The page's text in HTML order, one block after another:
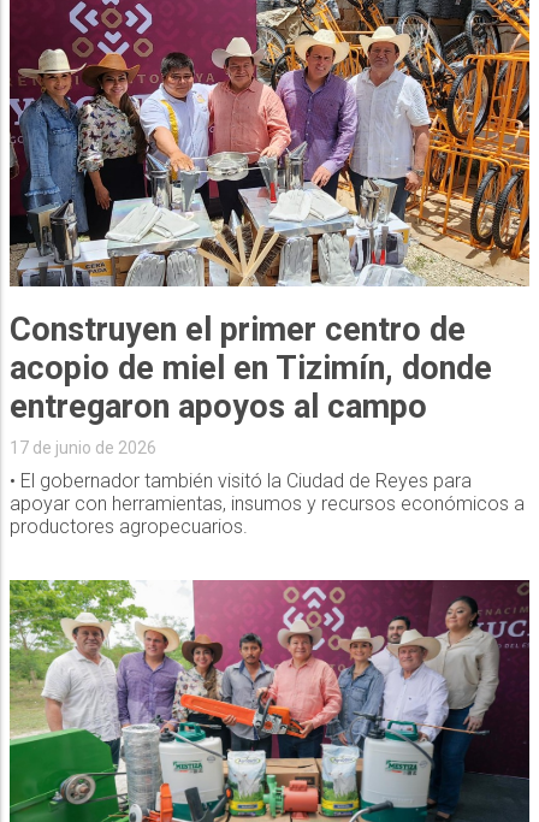
Construyen el primer centro de
acopio de miel en Tizimín, donde
entregaron apoyos al campo
17 de junio de 2026
• El gobernador también visitó la Ciudad de Reyes para
apoyar con herramientas, insumos y recursos económicos a
productores agropecuarios.